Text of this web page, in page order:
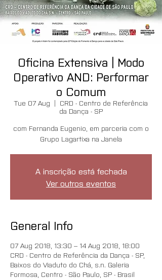
Oficina Extensiva | Modo
Operativo AND: Performar
o Comum
Tue 07 Aug
  |
CRD - Centro de Referência
da Dança - SP
com Fernanda Eugenio, em parceria com o
Grupo Lagartixa na Janela
A inscrição está fechada
Ver outros eventos
General Info
07 Aug 2018, 13:30 – 14 Aug 2018, 18:00
CRD - Centro de Referência da Dança - SP,
Baixos do Viaduto do Chá, s.n. Galeria
Formosa, Centro - São Paulo, SP - Brasil